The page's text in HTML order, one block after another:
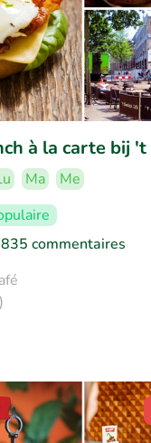
à la carte bij
Ma
Me
commentaires